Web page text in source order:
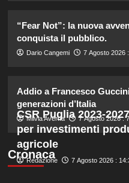
2
sogno
3
“Fear Not”: la nuova
conquista il pubblico.
Dario Cangemi 7 Agosto 2026
Addio a Francesco
generazioni d’Italia
Milvia Averna 7 Agosto 2026 :
Cronaca
CSR Puglia 2023-
per investimenti
agricole
Redazione 7 Agosto 2026 :